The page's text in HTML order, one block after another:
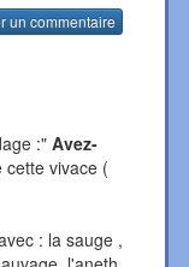
un commentaire
:" Avez-
cette vivace (
: la sauge ,